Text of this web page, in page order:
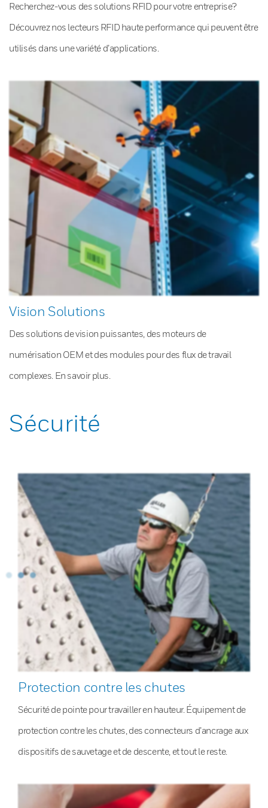
Recherchez-vous des solutions RFID pour votre entreprise?
Découvrez nos lecteurs RFID haute performance qui peuvent être
utilisés dans une variété d’applications.
Vision Solutions
Des solutions de vision puissantes, des moteurs de
numérisation OEM et des modules pour des flux de travail
complexes. En savoir plus.
Sécurité
Protection contre les chutes
Sécurité de pointe pour travailler en hauteur. Équipement de
protection contre les chutes, des connecteurs d’ancrage aux
dispositifs de sauvetage et de descente, et tout le reste.